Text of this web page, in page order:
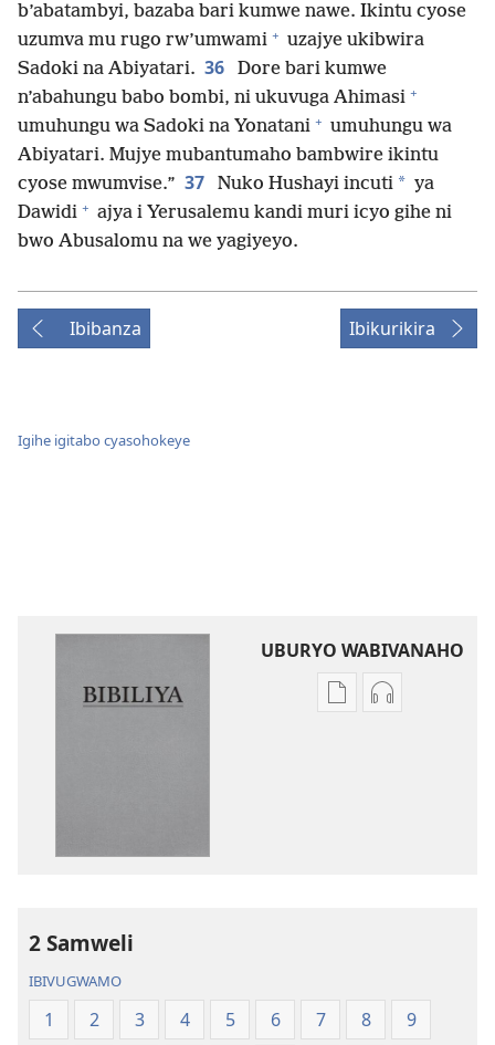
b’abatambyi, bazaba bari kumwe nawe. Ikintu cyose
uzumva mu rugo rw’umwami + uzajye ukibwira
Sadoki na Abiyatari. 36
Dore bari kumwe
n’abahungu babo bombi, ni ukuvuga Ahimasi +
umuhungu wa Sadoki na Yonatani + umuhungu wa
Abiyatari. Mujye mubantumaho bambwire ikintu
cyose mwumvise.” 37 Nuko Hushayi incuti * ya
Dawidi + ajya i Yerusalemu kandi muri icyo gihe ni
bwo Abusalomu na we yagiyeyo.
Ibibanza Ibikurikira
Igihe igitabo cyasohokeye
UBURYO WABIVANAHO
Uko
Uko
2 Samweli
IBIVUGWAMO
1 2 3 4 5 6 7 8
9